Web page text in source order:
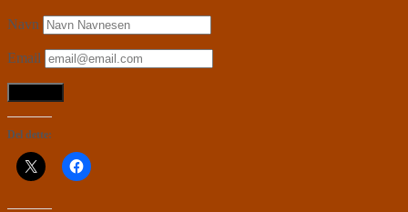
Navn
Email
Del dette: